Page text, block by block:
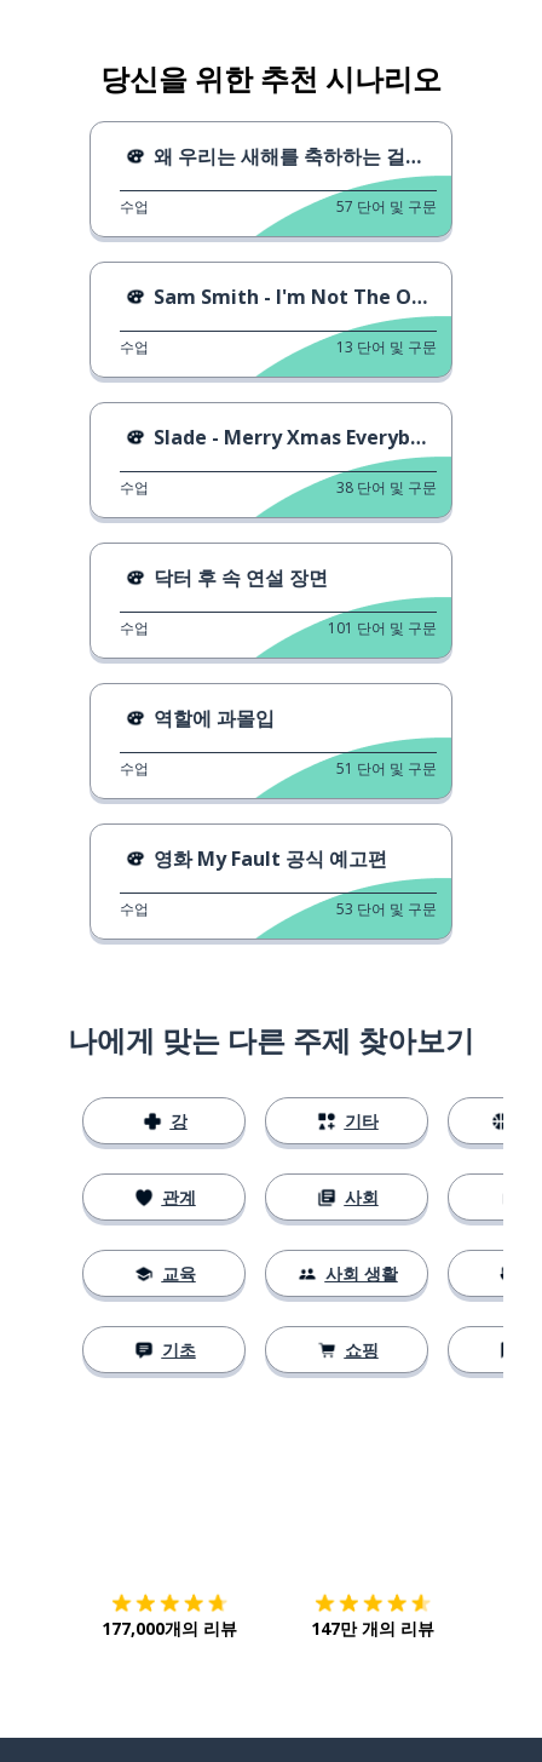
당신을 위한 추천 시나리오
왜 우리는 새해를 축하하는 걸까요?
수업 57 단어 및 구문
Sam Smith - I'm Not The Only One
수업 13 단어 및 구문
Slade - Merry Xmas Everybody
수업 38 단어 및 구문
닥터 후 속 연설 장면
수업 101 단어 및 구문
역할에 과몰입
수업 51 단어 및 구문
영화 My Fault 공식 예고편
수업 53 단어 및 구문
나에게 맞는 다른 주제 찾아보기
강
관계
교육
기초
기타
사회
사회 생활
쇼핑
177,000개의 리뷰 147만 개의 리뷰